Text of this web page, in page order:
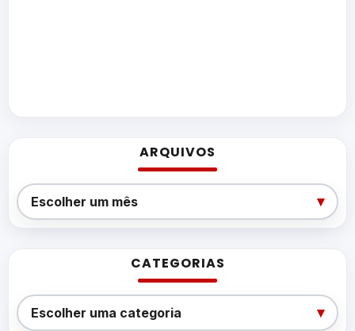
ARQUIVOS
Arquivos
Escolher um mês ▾
CATEGORIAS
Categorias
Escolher uma categoria ▾